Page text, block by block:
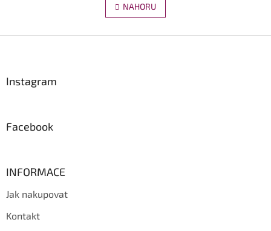
l
á
n
k
v
NAHORU
Instagram
Facebook
INFORMACE
Jak nakupovat
Kontakt